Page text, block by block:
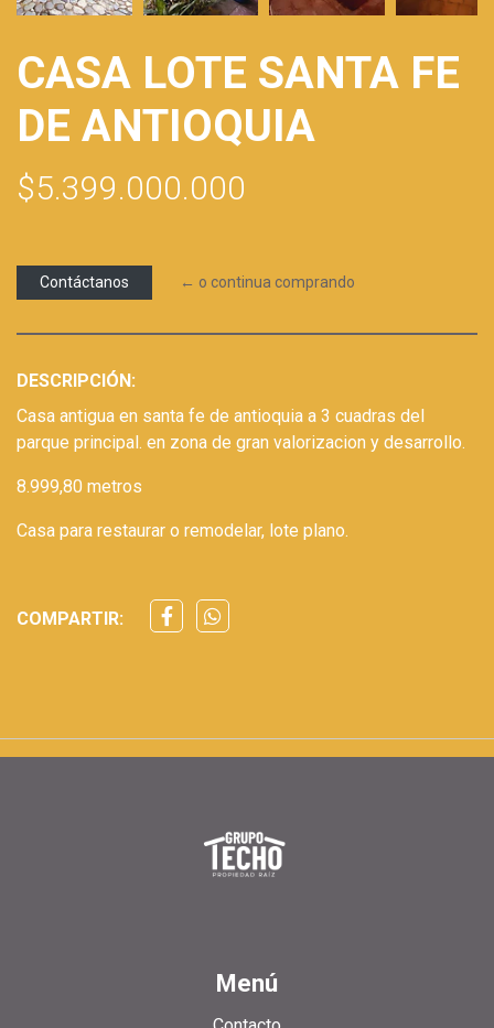
CASA LOTE SANTA FE
DE ANTIOQUIA
$5.399.000.000
Contáctanos ← o continua comprando
DESCRIPCIÓN:
Casa antigua en santa fe de antioquia a 3 cuadras del
parque principal. en zona de gran valorizacion y desarrollo.
8.999,80 metros
Casa para restaurar o remodelar, lote plano.
COMPARTIR:
Menú